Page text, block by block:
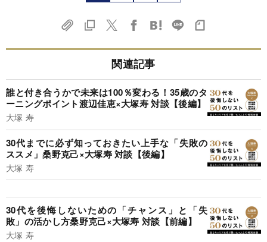
関連記事
誰と付き合うかで未来は100％変わる！35歳のタ
ーニングポイント渡辺佳恵×大塚寿 対談【後編】
大塚 寿
30代までに必ず知っておきたい上手な「失敗の
ススメ」桑野克己×大塚寿 対談【後編】
大塚 寿
30代を後悔しないための「チャンス」と「失
敗」の活かし方桑野克己×大塚寿 対談【前編】
大塚 寿